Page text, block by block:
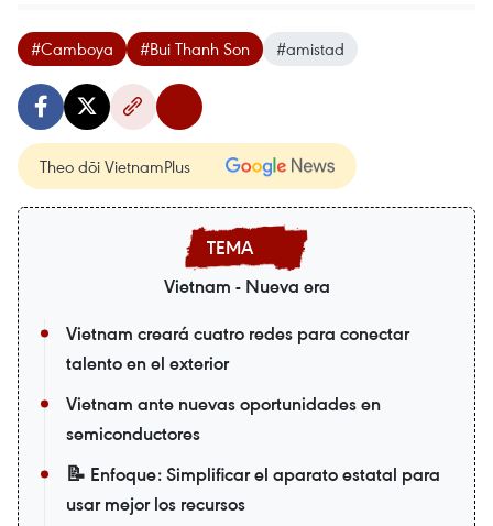
#Camboya #Bui Thanh Son #amistad
Theo dõi VietnamPlus
Vietnam - Nueva era
Vietnam creará cuatro redes para conectar
talento en el exterior
Vietnam ante nuevas oportunidades en
semiconductores
📝 Enfoque: Simplificar el aparato estatal para
usar mejor los recursos